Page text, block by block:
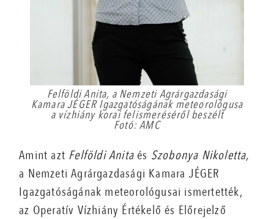
Felföldi Anita, a Nemzeti Agrárgazdasági
Kamara JÉGER Igazgatóságának meteorológusa
a vízhiány korai felismeréséről beszélt
Fotó: AMC
Amint azt Felföldi Anita és Szobonya Nikoletta,
a Nemzeti Agrárgazdasági Kamara JÉGER
Igazgatóságának meteorológusai ismertették,
az Operatív Vízhiány Értékelő és Előrejelző